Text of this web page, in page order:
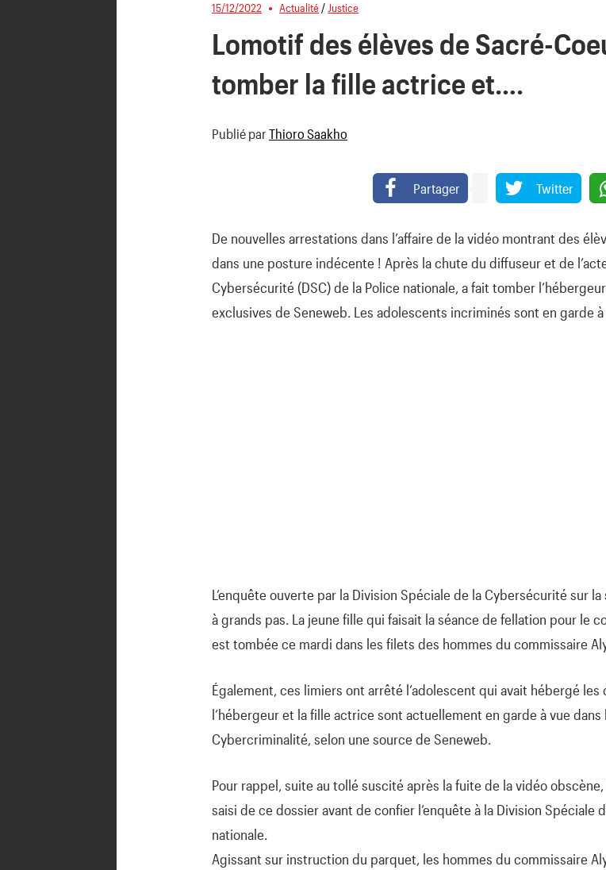
15/12/2022 Actualité / Justice
Lomotif des élèves de Sacré-
tomber la fille actrice et….
Publié par Thioro Saakho
Partager Twitter
De nouvelles arrestations dans l’affaire de la vidéo montrant des
dans une posture indécente ! Après la chute du diffuseur et de
Cybersécurité (DSC) de la Police nationale, a fait tomber
exclusives de Seneweb. Les adolescents incriminés sont en garde
L’enquête ouverte par la Division Spéciale de la Cybersécurité sur
à grands pas. La jeune fille qui faisait la séance de fellation pour le
est tombée ce mardi dans les filets des hommes du commissaire
Également, ces limiers ont arrêté l’adolescent qui avait hébergé
l’hébergeur et la fille actrice sont actuellement en garde à vue
Cybercriminalité, selon une source de Seneweb.
Pour rappel, suite au tollé suscité après la fuite de la vidéo
saisi de ce dossier avant de confier l’enquête à la Division Spéciale
nationale.
Agissant sur instruction du parquet, les hommes du commissaire